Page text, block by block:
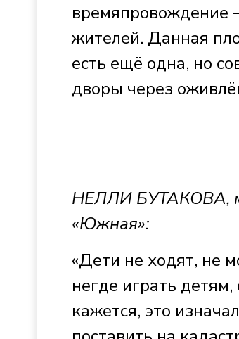
времяпровождение
жителей. Данная
есть ещё одна, но
дворы через
НЕЛЛИ БУТАКОВА,
«Южная»:
«Дети не ходят, не
негде играть
кажется, это